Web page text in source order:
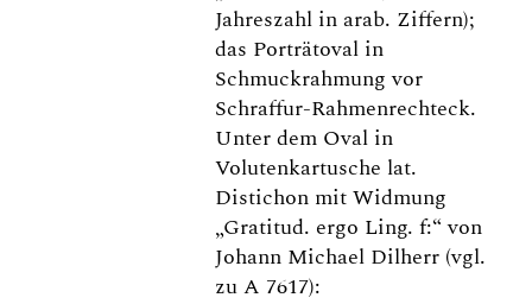
Jahreszahl in arab. Ziffern);
das Porträtoval in
Schmuckrahmung vor
Schraffur-Rahmenrechteck.
Unter dem Oval in
Volutenkartusche lat.
Distichon mit Widmung
„Gratitud. ergo Ling. f:“ von
Johann Michael Dilherr (vgl.
zu A 7617):